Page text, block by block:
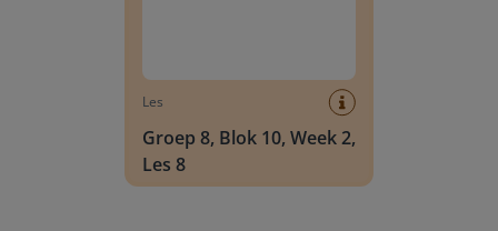
Les
Groep 8, Blok 10, Week 2,
Les 8